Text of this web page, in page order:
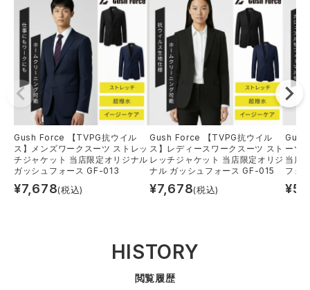
Gush Force 【TVPG抗ウイル
ス】メンズワークスーツ ストレッ
チジャケット 当店限定オリジナル
ガッシュフォース GF-013
¥7,678(税込)
Gush Force 【TVPG抗ウイル
ス】レディースワークスーツ スト
レッチジャケット 当店限定オリジ
ナル ガッシュフォース GF-015
¥7,678(税込)
Gush
ーツ
当店
フォ
¥
HISTORY
閲覧履歴